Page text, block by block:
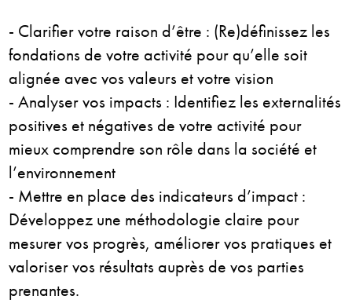
- Clarifier votre raison d’être : (Re)définissez les
fondations de votre activité pour qu’elle soit
alignée avec vos valeurs et votre vision
- Analyser vos impacts : Identifiez les externalités
positives et négatives de votre activité pour
mieux comprendre son rôle dans la société et
l’environnement
- Mettre en place des indicateurs d’impact :
Développez une méthodologie claire pour
mesurer vos progrès, améliorer vos pratiques et
valoriser vos résultats auprès de vos parties
prenantes.